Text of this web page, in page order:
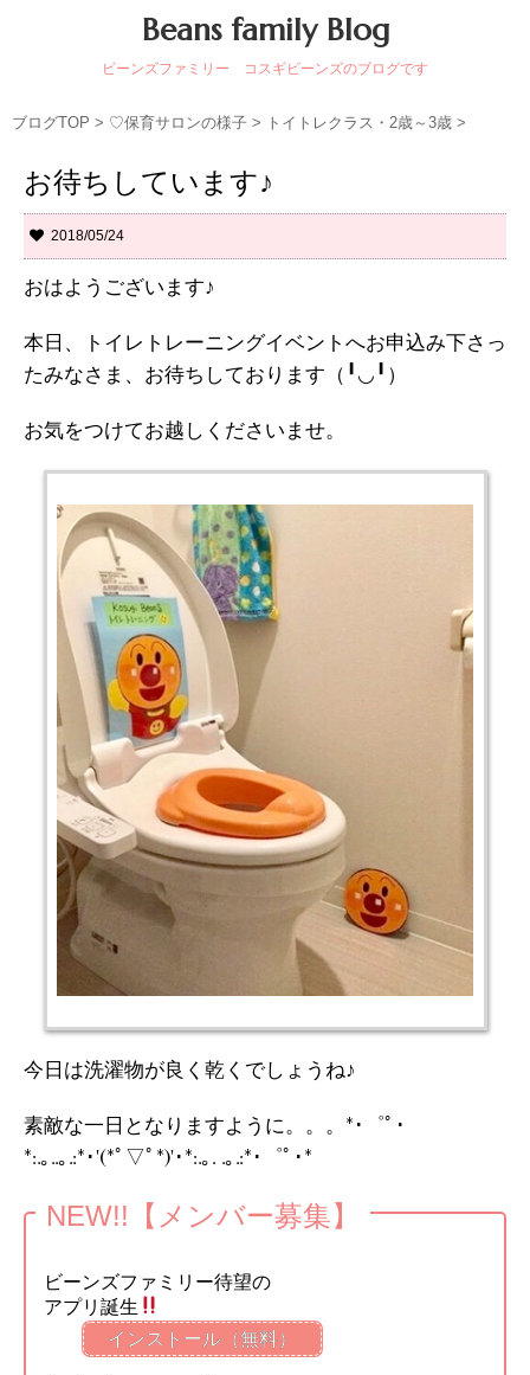
Beans family Blog
ビーンズファミリー コスギビーンズのブログです
ブログTOP > ♡保育サロンの様子 > トイトレクラス・2歳～3歳 >
お待ちしています♪
2018/05/24
おはようございます♪
本日、トイレトレーニングイベントへお申込み下さっ
たみなさま、お待ちしております（╹◡╹）
お気をつけてお越しくださいませ。
今日は洗濯物が良く乾くでしょうね♪
素敵な一日となりますように。。。*･゜ﾟ･
*:.｡..｡.:*･'(*ﾟ▽ﾟ*)'･*:.｡. .｡.:*･゜ﾟ･*
NEW!!【メンバー募集】
ビーンズファミリー待望の
アプリ誕生
インストール（無料）